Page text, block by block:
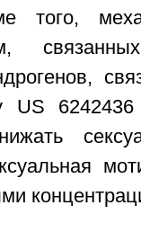
того,
US